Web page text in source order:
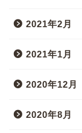
2021年2月
2021年1月
2020年12月
2020年8月